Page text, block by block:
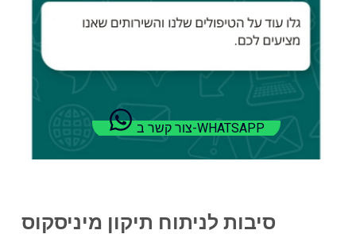
צור קשר ב-WHATSAPP
סיבות לניתוח תיקון מיניסקוס